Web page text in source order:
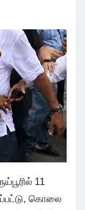
11
கொலை